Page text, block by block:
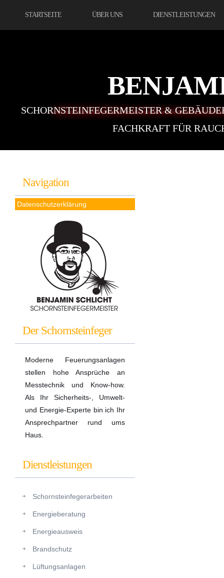
STARTSEITE ÜBER UNS DIENSTLEISTUNGEN
SCHORNSTEINFEGERMEISTER &
FACHKRAFT FÜR
Navigation
Datenschutzerklärung
Der Schornsteinfeger
Moderne Feuerungsanlagen
stellen hohe Ansprüche an
Messtechnik und Know-how.
Als Ihr Sicherheits-, Umwelt-
und Energie-Experte bin ich Ihr
Ansprechpartner rund ums
Haus.
Dienstleistungen
Schornsteinfegerarbeiten
Energieberatung
Energieausweis
Brandschutz
Lüftungsanlagen